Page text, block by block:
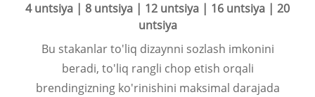
4 untsiya | 8 untsiya | 12 untsiya | 16 untsiya | 20
untsiya
Bu stakanlar to'liq dizaynni sozlash imkonini
beradi, to'liq rangli chop etish orqali
brendingizning ko'rinishini maksimal darajada